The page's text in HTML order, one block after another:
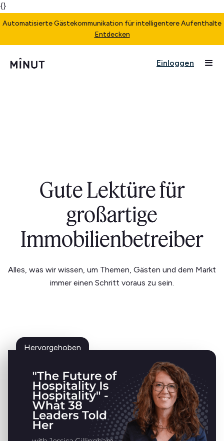
{}
Automatisierte Gästekommunikation für intelligentere Aufenthalte
Entdecken
Einloggen
Gute Lektüre für
großartige
Immobilienbetreiber
Alles, was wir wissen, um Themen, Gästen und dem Markt
immer einen Schritt voraus zu sein.
Hervorgehoben